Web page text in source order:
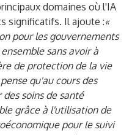
domaines où l'IA
significatifs. Il ajoute :«
pour les gouvernements
sans avoir à
de protection de la vie
qu'au cours des
soins de santé
grâce à l'utilisation de
pour le suivi